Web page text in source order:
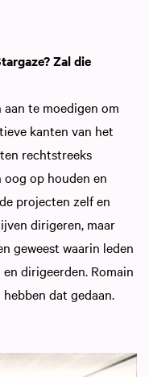
Zal die
te moedigen om
kanten van het
rechtstreeks
op houden en
projecten zelf en
dirigeren, maar
geweest waarin leden
dirigeerden. Romain
dat gedaan.